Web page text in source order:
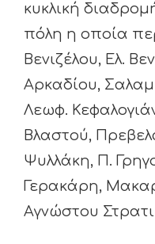
κυκλική
πόλη η οποία
Βενιζέλου, Ελ.
Αρκαδίου,
Λεωφ.
Βλαστού,
Ψυλλάκη, Π.
Γερακάρη,
Αγνώστου